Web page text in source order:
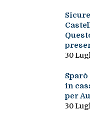
30
in
per
30